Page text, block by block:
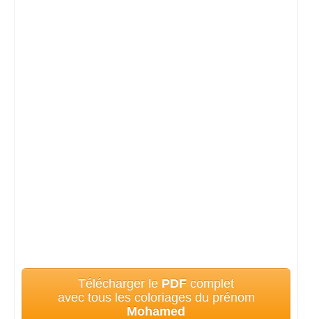
Télécharger le PDF complet
avec tous les coloriages du prénom
Mohamed